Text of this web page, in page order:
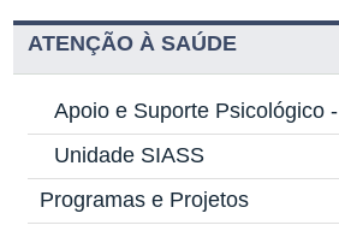
ATENÇÃO À SAÚDE
Apoio e Suporte Psicológico -
Unidade SIASS
Programas e Projetos